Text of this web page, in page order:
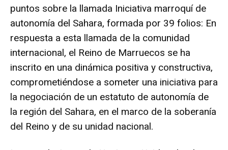
puntos sobre la llamada Iniciativa marroquí de
autonomía del Sahara, formada por 39 folios: En
respuesta a esta llamada de la comunidad
internacional, el Reino de Marruecos se ha
inscrito en una dinámica positiva y constructiva,
comprometiéndose a someter una iniciativa para
la negociación de un estatuto de autonomía de
la región del Sahara, en el marco de la soberanía
del Reino y de su unidad nacional.